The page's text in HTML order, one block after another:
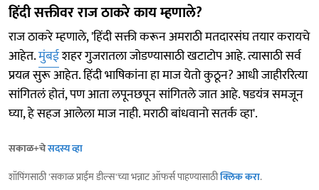
हिंदी सक्तीवर राज ठाकरे काय म्हणाले?
राज ठाकरे म्हणाले, 'हिंदी सक्ती करून अमराठी मतदारसंघ तयार करायचे
आहेत.मुंबईशहर गुजरातला जोडण्यासाठी खटाटोप आहे. त्यासाठी सर्व
प्रयत्न सुरू आहेत. हिंदी भाषिकांना हा माज येतो कुठून? आधी जाहीररित्या
सांगितलं होतं, पण आता लपूनछपून सांगितले जात आहे. षडयंत्र समजून
घ्या, हे सहज आलेला माज नाही. मराठी बांधवानो सतर्क व्हा'.
सकाळ+चेसदस्य व्हा
शॉपिंगसाठी 'सकाळ प्राईम डील्स'च्या भन्नाट ऑफर्स पाहण्यासाठीक्लिक करा.